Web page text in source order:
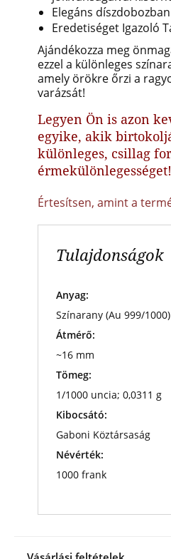
Elegáns
Eredetiséget Igazoló
Ajándékozza meg
ezzel a különleges
amely örökre őrzi a
varázsát!
Legyen Ön is azon
egyike, akik
különleges, csillag
érmekülönlegességet!
Értesítsen, amint a
Tulajdonságok
Anyag:
Színarany (Au 999/1000)
Átmérő:
~16 mm
Tömeg:
1/1000 uncia; 0,0311 g
Kibocsátó:
Gaboni Köztársaság
Névérték:
1000 frank